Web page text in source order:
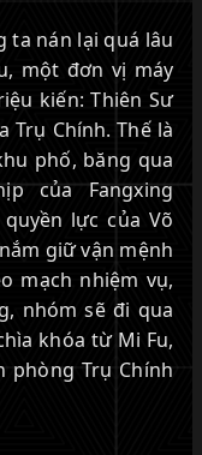
ta nán lại quá lâu
một đơn vị máy
kiến: Thiên Sư
Trụ Chính. Thế là
phố, băng qua
của Fangxing
lực của Võ
giữ vận mệnh
mạch nhiệm vụ,
nhóm sẽ đi qua
khóa từ Mi Fu,
phòng Trụ Chính